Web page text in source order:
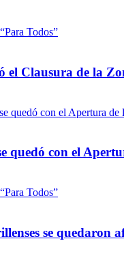
el Clausura de la
quedó con el
se quedaron